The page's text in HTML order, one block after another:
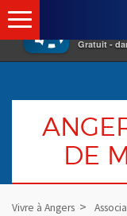
×
Gratuit -
DE
Vivre à Angers